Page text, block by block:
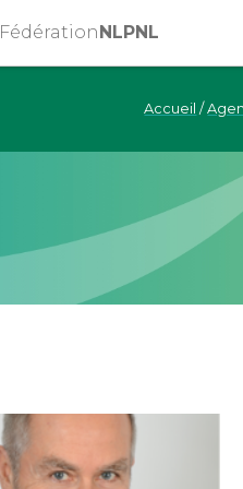
FédérationNLPNL
Accueil /